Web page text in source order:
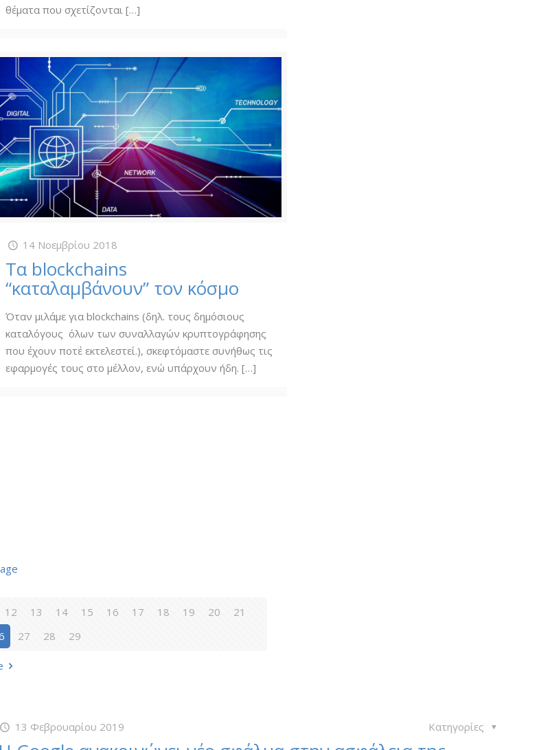
θέματα που σχετίζονται […]
14 Νοεμβρίου 2018
Τα blockchains
“καταλαμβάνουν” τον κόσμο
Όταν μιλάμε για blockchains (δηλ. τους δημόσιoυς
καταλόγους όλων των συναλλαγών κρυπτογράφησης
που έχουν ποτέ εκτελεστεί.), σκεφτόμαστε συνήθως τις
εφαρμογές τους στο μέλλον, ενώ υπάρχουν ήδη. […]
12 13 14 15 16 17 18 19 20
21
27 28 29
13 Φεβρουαρίου 2019 Κατηγορίες